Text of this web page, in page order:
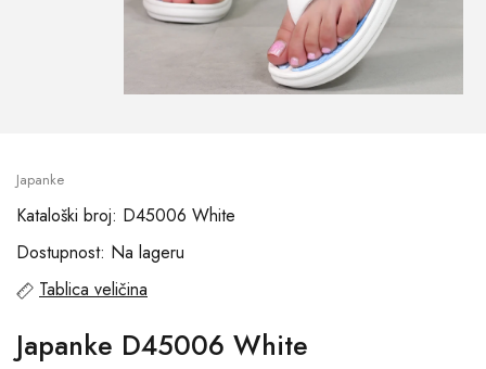
Japanke
Kataloški broj: D45006 White
Dostupnost: Na lageru
Tablica veličina
Japanke D45006 White